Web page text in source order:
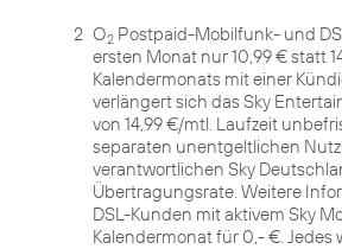
2 O2 Postpaid-Mobilfunk- und
ersten Monat nur 10,99 € statt
Kalendermonats mit einer
verlängert sich das Sky
von 14,99 €/mtl. Laufzeit
separaten unentgeltlichen
verantwortlichen Sky
Übertragungsrate. Weitere
DSL-Kunden mit aktivem Sky
Kalendermonat für 0,- €. Jedes